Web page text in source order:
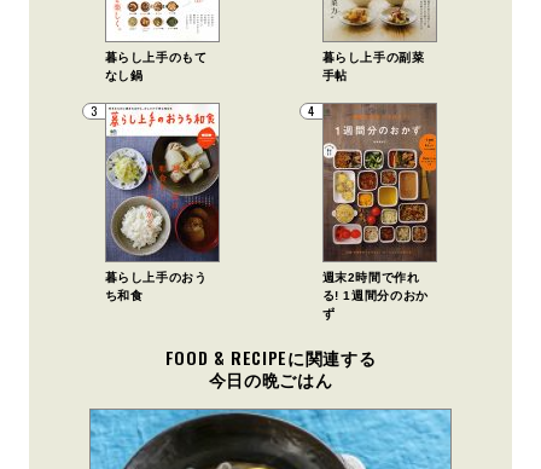
暮らし上手のもて
なし鍋
暮らし上手の副菜
手帖
3
暮らし上手のおう
ち和食
4
週末2時間で作れ
る! 1週間分のおか
ず
FOOD & RECIPEに関連する
今日の晩ごはん